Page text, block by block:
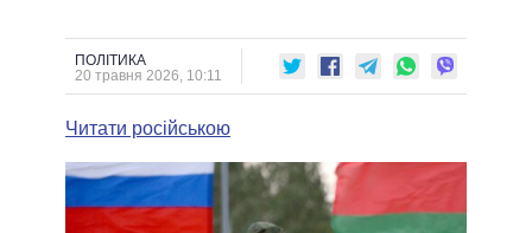
ГОЛОВИ ОБЛАДМІНІСТРАЦІЙ
МЕРИ МІСТ
ВСІ ПЕРСОНИ
ПОРІВНЯННЯ ПОЛІТИКІВ
ПОЛІТИКА
20 травня 2026, 10:11
Читати російською